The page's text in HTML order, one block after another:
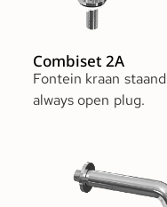
Combiset 2A
Fontein kraan
always open plug.